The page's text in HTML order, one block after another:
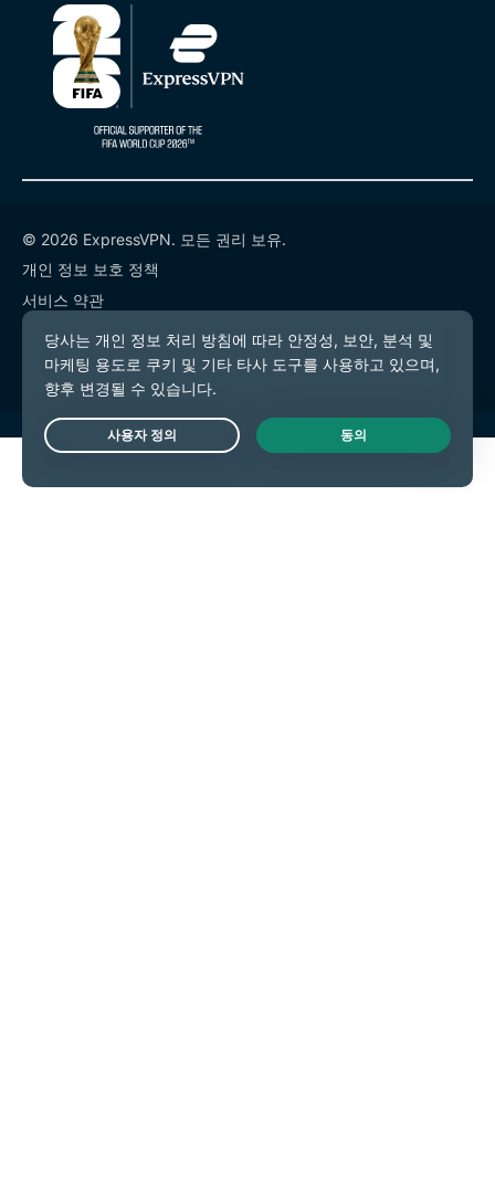
© 2026 ExpressVPN. 모든 권리 보유.
개인 정보 보호 정책
서비스 약관
쿠키 기본 설정
Live Chat